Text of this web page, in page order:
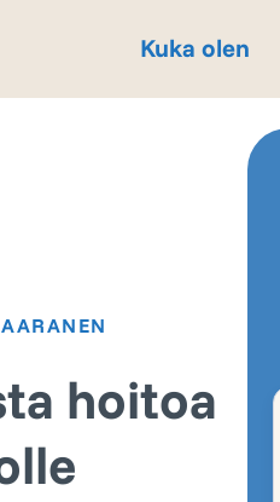
Kuka olen
hoitoa